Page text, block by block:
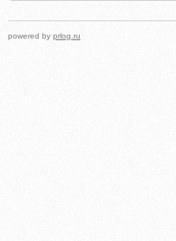
powered by prlog.ru